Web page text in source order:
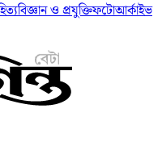
বিজ্ঞান ও প্রযুক্তিফটোআর্কাইভ